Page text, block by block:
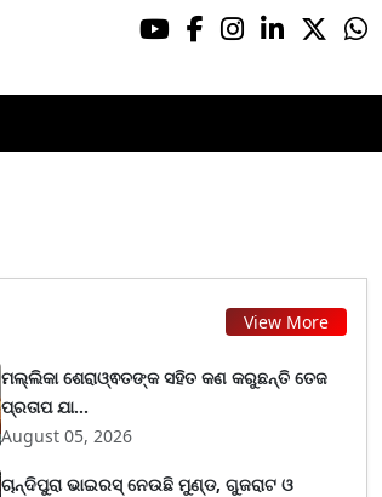
View More
ମଲ୍ଲିକା ଶେରାଓ୍ଵତଙ୍କ ସହିତ କଣ କରୁଛନ୍ତି ତେଜ
ପ୍ରତାପ ଯା...
August 05, 2026
ଚାନ୍ଦିପୁରା ଭାଇରସ୍ ନେଉଛି ମୁଣ୍ଡ, ଗୁଜରାଟ ଓ